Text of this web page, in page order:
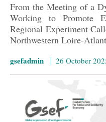
From the Meeting of a
Working to Promote
Regional Experiment
Northwestern Loire-
gsefadmin 26 October